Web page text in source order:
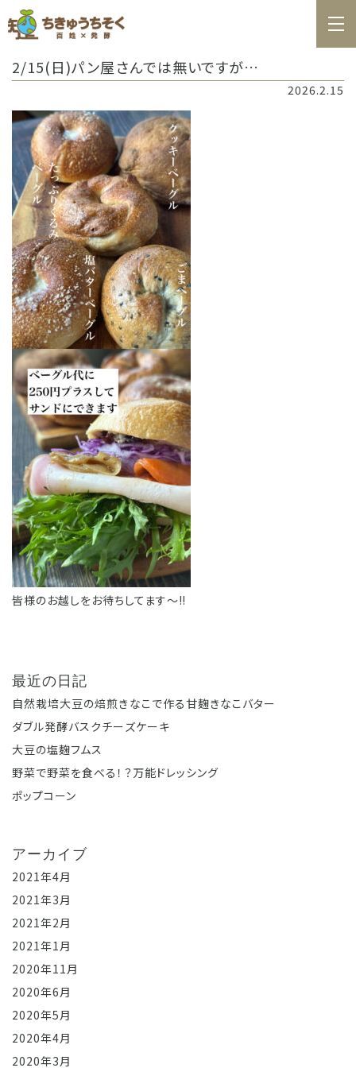
百姓日記
お知らせ
お問合せ
料理教室カレンダー
商品の購入
2/15(日)パン屋さんでは無いですが…
2026.2.15
皆様のお越しをお待ちしてます〜‼️
最近の日記
自然栽培大豆の焙煎きなこで作る甘麹きなこバター
ダブル発酵バスクチーズケーキ
大豆の塩麹フムス
野菜で野菜を食べる！？万能ドレッシング
ポップコーン
アーカイブ
2021年4月
2021年3月
2021年2月
2021年1月
2020年11月
2020年6月
2020年5月
2020年4月
2020年3月